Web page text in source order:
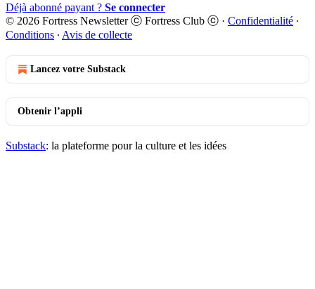
Déjà abonné payant ? Se connecter
© 2026 Fortress Newsletter ⓒ Fortress Club ⓒ · Confidentialité ∙
Conditions ∙ Avis de collecte
Lancez votre Substack
Obtenir l’appli
Substack: la plateforme pour la culture et les idées